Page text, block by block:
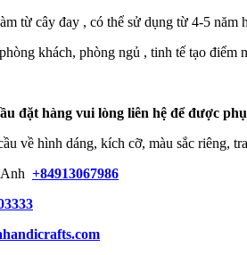
từ cây đay , có thể sử dụng từ 4-5 năm
khách, phòng ngủ , tinh tế tạo
đặt hàng vui lòng liên hệ để được
về hình dáng, kích cỡ, màu sắc riêng,
+84913067986